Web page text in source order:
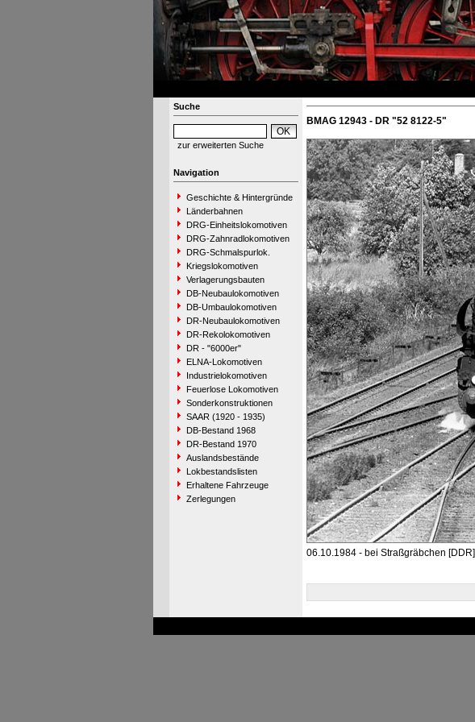
Suche
zur erweiterten Suche
Navigation
Geschichte & Hintergründe
Länderbahnen
DRG-Einheitslokomotiven
DRG-Zahnradlokomotiven
DRG-Schmalspurlok.
Kriegslokomotiven
Verlagerungsbauten
DB-Neubaulokomotiven
DB-Umbaulokomotiven
DR-Neubaulokomotiven
DR-Rekolokomotiven
DR - "6000er"
ELNA-Lokomotiven
Industrielokomotiven
Feuerlose Lokomotiven
Sonderkonstruktionen
SAAR (1920 - 1935)
DB-Bestand 1968
DR-Bestand 1970
Auslandsbestände
Lokbestandslisten
Erhaltene Fahrzeuge
Zerlegungen
BMAG 12943 - DR "52 8122-5"
06.10.1984 - bei Straßgräbchen [DDR]